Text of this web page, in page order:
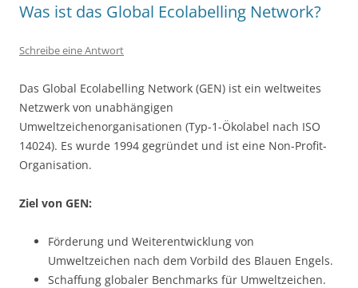
Was ist das Global Ecolabelling Network?
Schreibe eine Antwort
Das Global Ecolabelling Network (GEN) ist ein weltweites
Netzwerk von unabhängigen
Umweltzeichenorganisationen (Typ-1-Ökolabel nach ISO
14024). Es wurde 1994 gegründet und ist eine Non-Profit-
Organisation.
Ziel von GEN:
Förderung und Weiterentwicklung von
Umweltzeichen nach dem Vorbild des Blauen Engels.
Schaffung globaler Benchmarks für Umweltzeichen.